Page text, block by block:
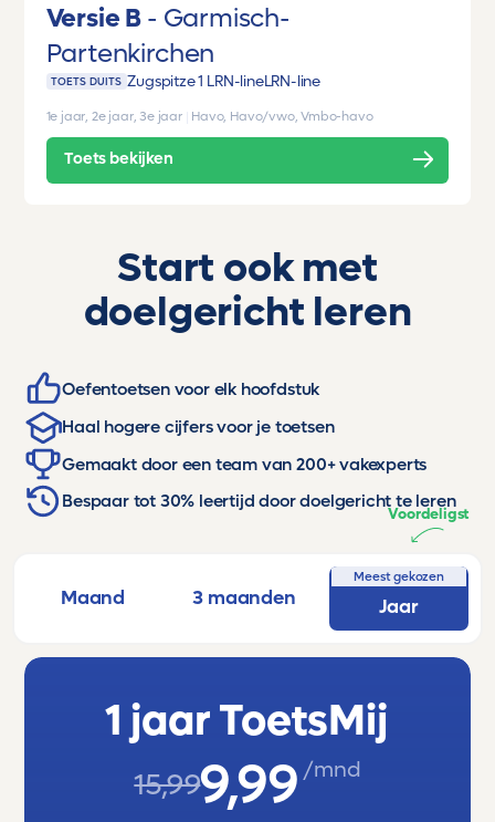
Versie B
Garmisch-
Partenkirchen
TOETS DUITS Zugspitze 1 LRN-lineLRN-line
1e jaar, 2e jaar, 3e jaar Havo, Havo/vwo, Vmbo-havo
Toets bekijken
Start ook met
doelgericht leren
Oefentoetsen voor elk hoofdstuk
Haal hogere cijfers voor je toetsen
Gemaakt door een team van 200+ vakexperts
Bespaar tot 30% leertijd door doelgericht te leren
Maand 3 maanden
Meest gekozen
Jaar
Voordeligst
1 jaar ToetsMij
15,999,99 /mnd